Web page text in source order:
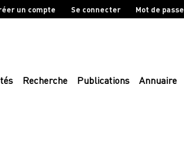
un compte Se connecter Mot de passe
Recherche Publications Annuaire